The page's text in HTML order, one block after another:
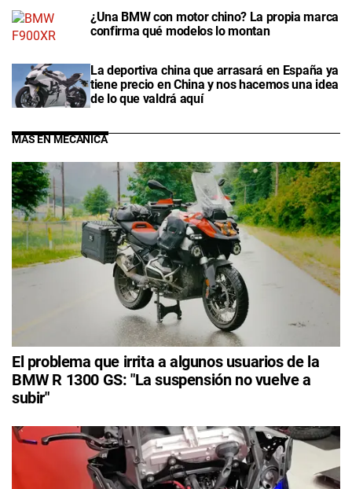
¿Una BMW con motor chino? La propia marca
confirma qué modelos lo montan
La deportiva china que arrasará en España ya
tiene precio en China y nos hacemos una idea
de lo que valdrá aquí
MÁS EN MECÁNICA
El problema que irrita a algunos usuarios de la
BMW R 1300 GS: "La suspensión no vuelve a
subir"